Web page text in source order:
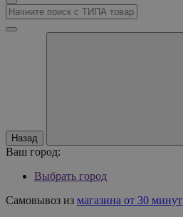
Назад
Ваш город:
Выбрать город
Самовывоз из магазина от 30 минут